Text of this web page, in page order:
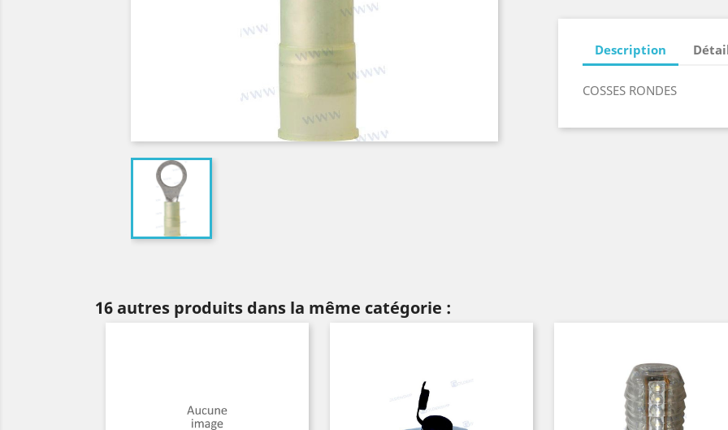
Description
COSSES RONDES
16 autres produits dans la même catégorie :